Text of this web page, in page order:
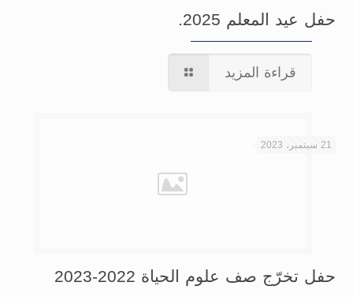
حفل عيد المعلم 2025.
قراءة المزيد
21 سبتمبر، 2023
حفل تخرّج صف علوم الحياة 2022-2023